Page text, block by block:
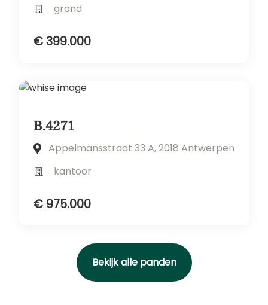
grond
€ 399.000
B.4271
Appelmansstraat 33 A, 2018 Antwerpen
kantoor
€ 975.000
Bekijk alle panden